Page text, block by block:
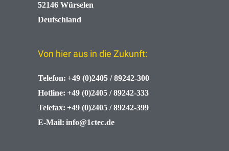
52146 Würselen
Deutschland
Von hier aus in die Zukunft:
Telefon: +49 (0)2405 / 89242-300
Hotline: +49 (0)2405 / 89242-333
Telefax: +49 (0)2405 / 89242-399
E-Mail: info@1ctec.de